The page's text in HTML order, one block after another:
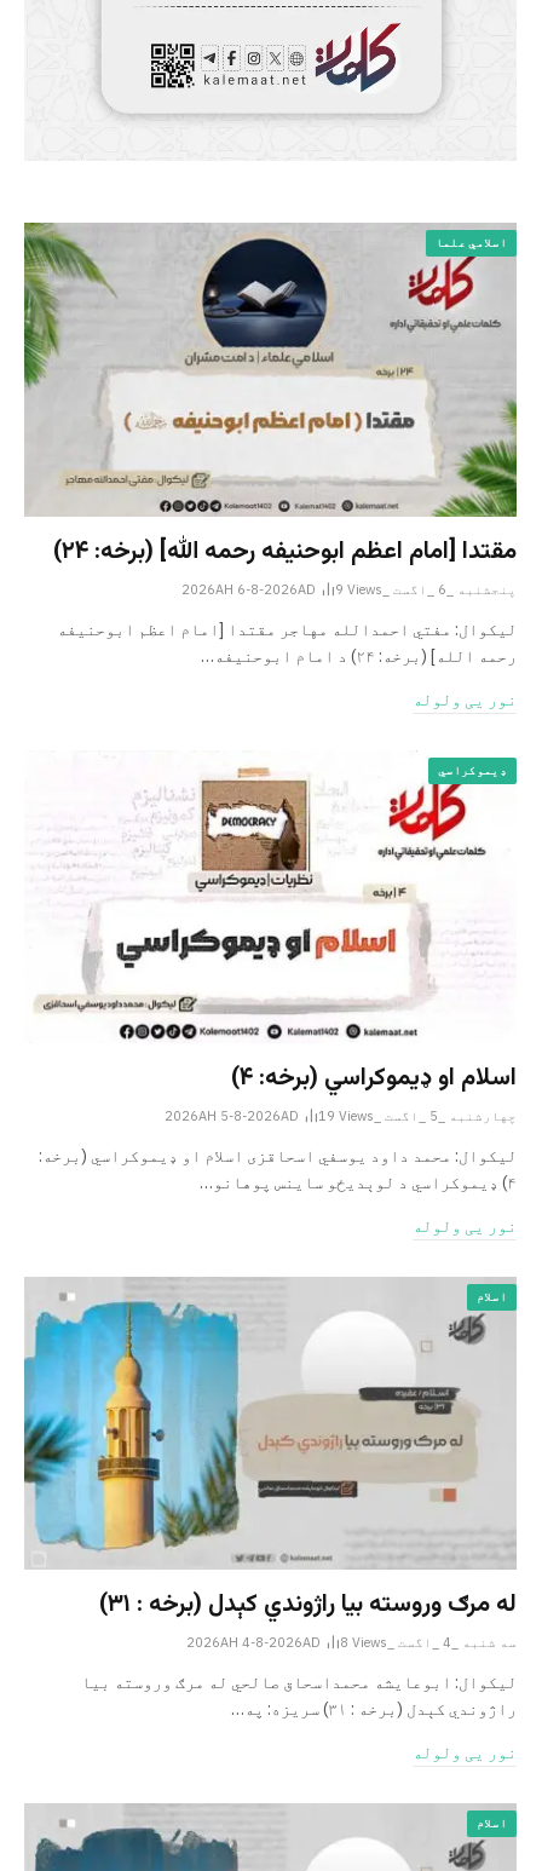
اسلامي علما
مقتدا [امام اعظم ابوحنیفه رحمه الله‎] (برخه: ۲۴)
پنجشنبه _6 _اگست _2026AH 6-8-2026AD 9 Views
لیکوال: مفتي احمدالله مهاجر مقتدا [امام اعظم ابوحنیفه
رحمه الله‎] (برخه: ۲۴) د امام ابوحنيفه…
نور یی ولوله
ډیموکراسي
اسلام او ډیموکراسي (برخه: ۴)
چهارشنبه _5 _اگست _2026AH 5-8-2026AD 19 Views
لیکوال: محمد داود یوسفي اسحاقزی اسلام او ډیموکراسي (برخه:
۴) ډیموکراسي د لوېدیځو ساینس پوهانو…
نور یی ولوله
اسلام
له مرګ وروسته بیا راژوندي کېدل (برخه : ۳۱)
سه شنبه _4 _اگست _2026AH 4-8-2026AD 8 Views
لیکوال: ابوعایشه محمداسحاق صالحي له مرګ وروسته بیا
راژوندي کېدل (برخه : ۳۱) سریزه: په…
نور یی ولوله
اسلام